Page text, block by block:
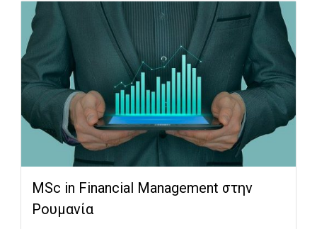
MSc in Financial Management στην
Ρουμανία